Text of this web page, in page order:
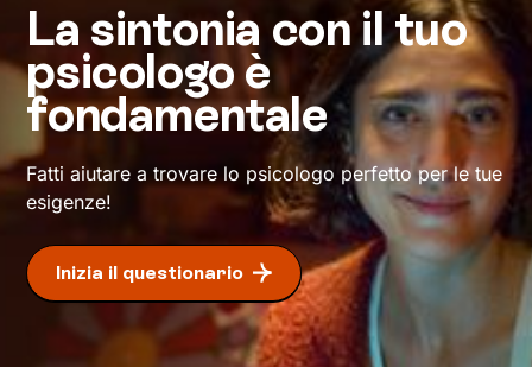
definiscono ma di cui non sei ancora
pienamente cosciente.
Questo ti consentirà di riscoprire alcune tue
qualità che erano rimaste in secondo piano, e
di individuare risorse interiori che ti
permetteranno diesprimerti con modalità
nuove.
La sintonia con il tuo
psicologo è
fondamentale
Fatti aiutare a trovare lo psicologo perfetto per le tue
esigenze!
Inizia il questionario